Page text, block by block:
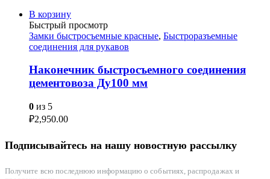
В корзину
Быстрый просмотр
Замки быстросъемные красные, Быстроразъемные
соединения для рукавов
Наконечник быстросъемного соединения
цементовоза Ду100 мм
0 из 5
₽2,950.00
Подписывайтесь на нашу новостную рассылку
Получите всю последнюю информацию о событиях, распродажах и